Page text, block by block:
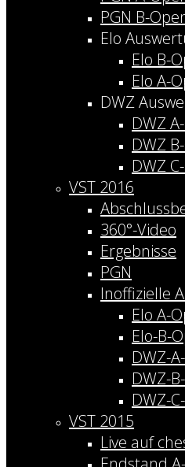
PGN B-
Elo
Elo B-
Elo A-
DWZ
DWZ
DWZ
DWZ
VST 2016
360°-Video
Ergebnisse
PGN
Inoffizielle
Elo A-
Elo-B-
DWZ-
DWZ-
DWZ-
VST 2015
Live auf